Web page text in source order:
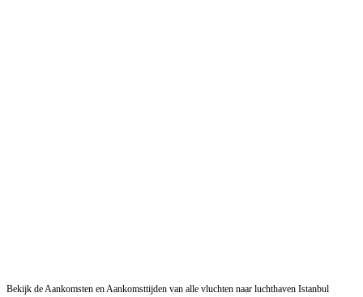
Bekijk de Aankomsten en Aankomsttijden van alle vluchten naar luchthaven Istanbul